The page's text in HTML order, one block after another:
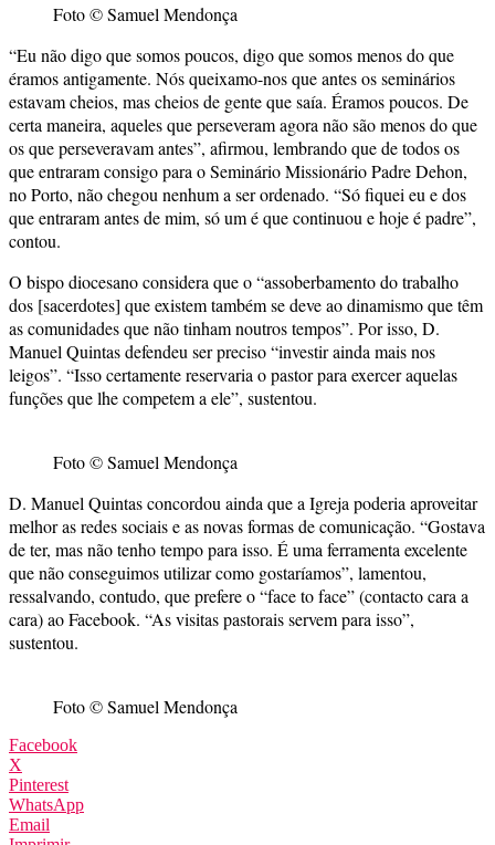
Foto © Samuel Mendonça
“Eu não digo que somos poucos, digo que somos menos do que
éramos antigamente. Nós queixamo-nos que antes os seminários
estavam cheios, mas cheios de gente que saía. Éramos poucos. De
certa maneira, aqueles que perseveram agora não são menos do que
os que perseveravam antes”, afirmou, lembrando que de todos os
que entraram consigo para o Seminário Missionário Padre Dehon,
no Porto, não chegou nenhum a ser ordenado. “Só fiquei eu e dos
que entraram antes de mim, só um é que continuou e hoje é padre”,
contou.
O bispo diocesano considera que o “assoberbamento do trabalho
dos [sacerdotes] que existem também se deve ao dinamismo que têm
as comunidades que não tinham noutros tempos”. Por isso, D.
Manuel Quintas defendeu ser preciso “investir ainda mais nos
leigos”. “Isso certamente reservaria o pastor para exercer aquelas
funções que lhe competem a ele”, sustentou.
Foto © Samuel Mendonça
D. Manuel Quintas concordou ainda que a Igreja poderia aproveitar
melhor as redes sociais e as novas formas de comunicação. “Gostava
de ter, mas não tenho tempo para isso. É uma ferramenta excelente
que não conseguimos utilizar como gostaríamos”, lamentou,
ressalvando, contudo, que prefere o “face to face” (contacto cara a
cara) ao Facebook. “As visitas pastorais servem para isso”,
sustentou.
Foto © Samuel Mendonça
Facebook
X
Pinterest
WhatsApp
Email